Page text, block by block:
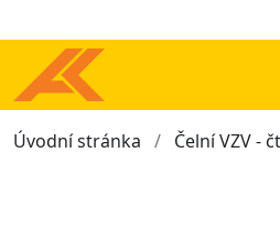
Úvodní stránka Čelní VZV -